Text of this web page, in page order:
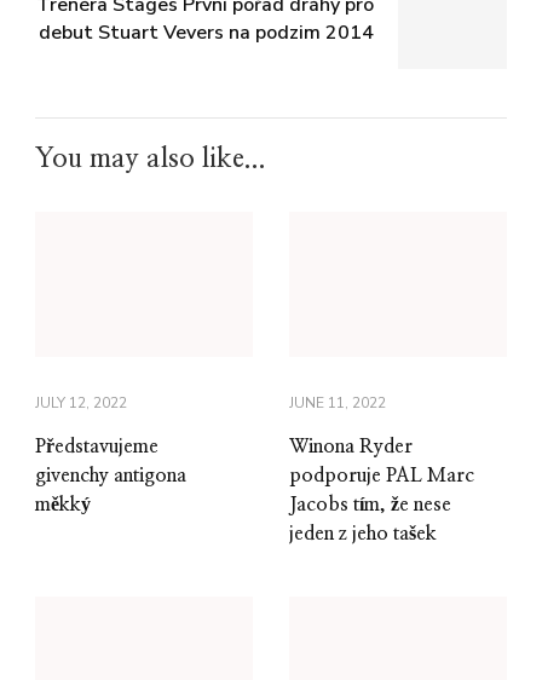
debut Stuart Vevers na podzim 2014
You may also like...
JULY 12, 2022
Představujeme
givenchy antigona
měkký
JUNE 11, 2022
Winona Ryder
podporuje PAL Marc
Jacobs tím, že nese
jeden z jeho tašek